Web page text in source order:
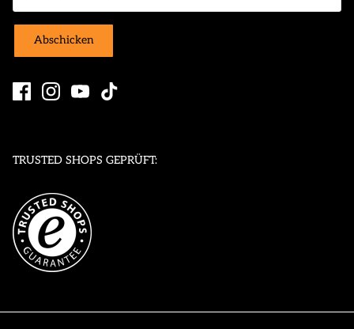
Abschicken
TRUSTED SHOPS GEPRÜFT: